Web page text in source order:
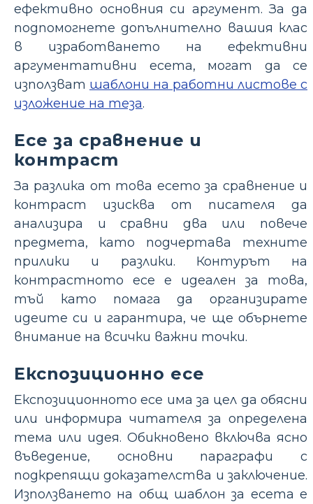
ефективно основния си аргумент. За да
подпомогнете допълнително вашия клас
в изработването на ефективни
аргументативни есета, могат да се
използват шаблони на работни листове с
изложение на теза.
Есе за сравнение и
контраст
За разлика от това есето за сравнение и
контраст изисква от писателя да
анализира и сравни два или повече
предмета, като подчертава техните
прилики и разлики. Контурът на
контрастното есе е идеален за това,
тъй като помага да организирате
идеите си и гарантира, че ще обърнете
внимание на всички важни точки.
Експозиционно есе
Експозиционното есе има за цел да обясни
или информира читателя за определена
тема или идея. Обикновено включва ясно
въведение, основни параграфи с
подкрепящи доказателства и заключение.
Използването на общ шаблон за есета е